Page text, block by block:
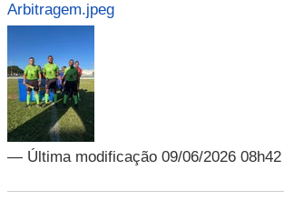
Arbitragem.jpeg
— Última modificação 09/06/2026 08h42